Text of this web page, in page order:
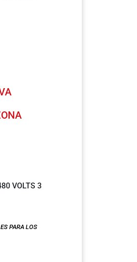
VOLTS 3
PARA LOS